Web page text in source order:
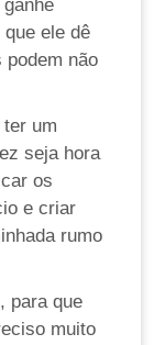
ele dê
não
um
seja hora
os
e criar
rumo
para que
muito